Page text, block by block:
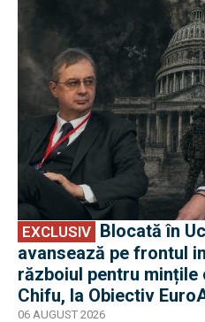
EXCLUSIV
avansează pe frontul
războiul pentru mințile
Chifu, la Obiectiv
06 AUGUST 2026